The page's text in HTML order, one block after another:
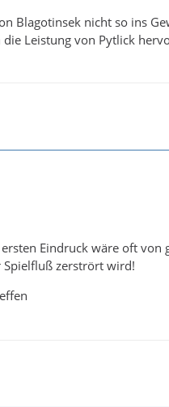
Blagotinsek nicht so ins
Leistung von Pytlick
Eindruck wäre oft
Spielfluß zerstrört wird!